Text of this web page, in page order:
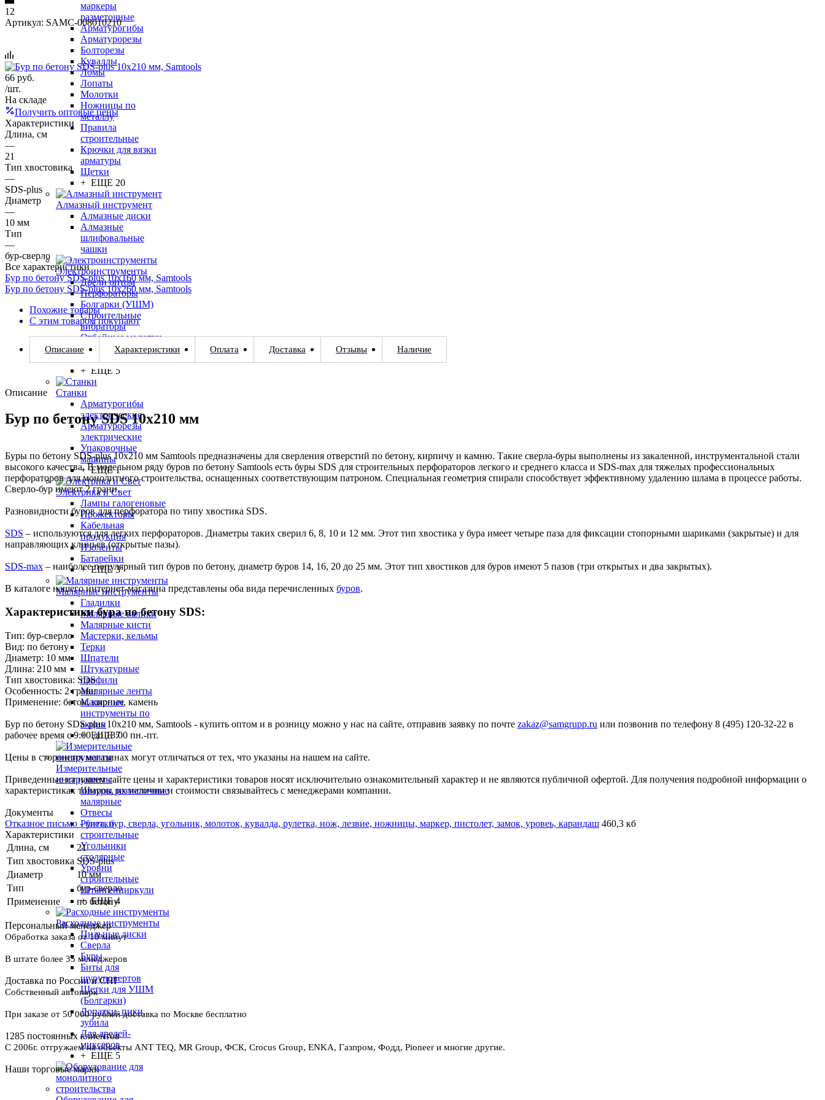
маркеры
разметочные
Арматурогибы
Арматурорезы
Болторезы
Кувалды
Ломы
Лопаты
Молотки
Ножницы по
металлу
Правила
строительные
Крючки для вязки
арматуры
Щетки
+ ЕЩЕ 20
Алмазный инструмент
Алмазные диски
Алмазные
шлифовальные
чашки
Электроинструменты
Дрели оптом
Перфораторы
Болгарки (УШМ)
Строительные
вибраторы
Отбойные молотки
Заклепочники
+ ЕЩЕ 5
Станки
Арматурогибы
электрические
Арматурорезы
электрические
Упаковочные
машины
+ ЕЩЕ 1
Электрика и Свет
Лампы галогеновые
Прожекторы
Кабельная
продукция
Изоленты
Батарейки
+ ЕЩЕ 3
Малярные инструменты
Гладилки
Малярные валики
Малярные кисти
Мастерки, кельмы
Терки
Шпатели
Штукатурные
профили
Малярные ленты
Малярные
инструменты по
акции
+ ЕЩЕ 7
Измерительные
инструменты
Шнуры разметочные
малярные
Отвесы
Рулетки
строительные
Угольники
столярные
Уровни
строительные
Штангенциркули
+ ЕЩЕ 4
Расходные инструменты
Пильные диски
Сверла
Буры
Биты для
шуруповертов
Щетки для УШМ
(Болгарки)
Лопатки, пики,
зубила
Для дрелей-
миксеров
+ ЕЩЕ 5
12
Артикул: SAMC-008010210
66 руб.
/шт.
На складе
Получить оптовые цены
Характеристики
Длина, см
—
21
Тип хвостовика
—
SDS-plus
Диаметр
—
10 мм
Тип
—
бур-сверло
Все характеристики
Бур по бетону SDS-plus 10х160 мм, Samtools
Бур по бетону SDS-plus 10х260 мм, Samtools
Похожие товары
С этим товаром покупают
Описание Характеристики Оплата Доставка Отзывы Наличие
Описание
Бур по бетону SDS 10х210 мм
Буры по бетону SDS-plus 10х210 мм Samtools предназначены для сверления отверстий по бетону, кирпичу и камню. Такие сверла-буры выполнены из закаленной, инструментальной стали
высокого качества. В модельном ряду буров по бетону Samtools есть буры SDS для строительных перфораторов легкого и среднего класса и SDS-max для тяжелых профессиональных
перфораторов для монолитного строительства, оснащенных соответствующим патроном. Специальная геометрия спирали способствует эффективному удалению шлама в процессе работы.
Сверло-бур имеют 2 грани.
Разновидности буров для перфоратора по типу хвостика SDS.
SDS – используются для легких перфораторов. Диаметры таких сверил 6, 8, 10 и 12 мм. Этот тип хвостика у бура имеет четыре паза для фиксации стопорными шариками (закрытые) и для
направляющих клиньев (открытые пазы).
SDS-max – наиболее популярный тип буров по бетону, диаметр буров 14, 16, 20 до 25 мм. Этот тип хвостиков для буров имеют 5 пазов (три открытых и два закрытых).
В каталоге нашего интернет-магазина представлены оба вида перечисленных буров.
Характеристики бура по бетону SDS:
Тип: бур-сверло
Вид: по бетону
Диаметр: 10 мм
Длина: 210 мм
Тип хвостовика: SDS
Особенность: 2 грани
Применение: бетон, кирпич, камень
Бур по бетону SDS-plus 10х210 мм, Samtools - купить оптом и в розницу можно у нас на сайте, отправив заявку по почте zakaz@samgrupp.ru или позвонив по телефону 8 (495) 120-32-22 в
рабочее время с 9:00 до 18:00 пн.-пт.
Цены в сторонних магазинах могут отличаться от тех, что указаны на нашем на сайте.
Приведенные на нашем сайте цены и характеристики товаров носят исключительно ознакомительный характер и не являются публичной офертой. Для получения подробной информации о
характеристиках товаров, их наличии и стоимости связывайтесь с менеджерами компании.
Документы
Отказное письмо - бита, бур, сверла, угольник, молоток, кувалда, рулетка, нож, лезвие, ножницы, маркер, пистолет, замок, уровеь, карандаш 460,3 кб
Характеристики
Длина, см
21
Тип хвостовика SDS-plus
Диаметр
10 мм
Тип
бур-сверло
Применение
по бетону
Персональный менеджер
Обработка заказа от 10 минут
В штате более 35 менеджеров
Доставка по России и СНГ
Собственный автопарк
При заказе от 50 000 рублей доставка по Москве бесплатно
1285 постоянных клиентов
С 2006г. отгружаем на объекты ANT TEQ, MR Group, ФСК, Crocus Group, ENKA, Газпром, Фодд, Pioneer и многие другие.
Наши торговые марки